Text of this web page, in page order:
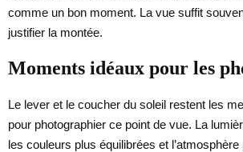
comme un bon moment. La vue suffit
justifier la montée.
Moments idéaux pour les
Le lever et le coucher du soleil restent les
pour photographier ce point de vue. La
les couleurs plus équilibrées et